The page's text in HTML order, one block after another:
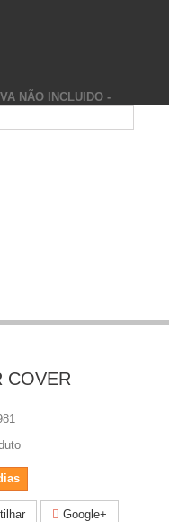
NÃO INCLUIDO -
COVER
Google+